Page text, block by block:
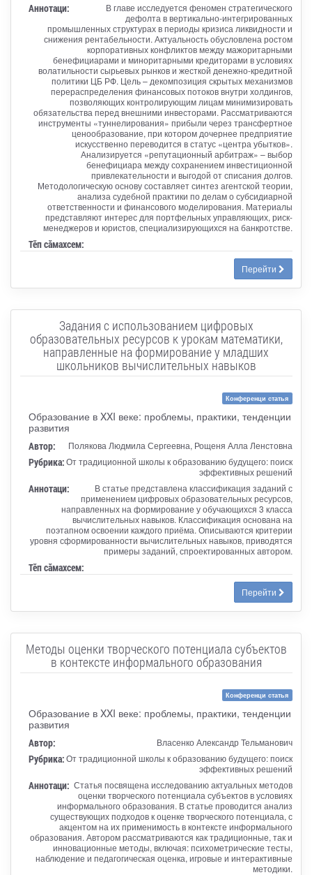
Аннотаци:
В главе исследуется феномен стратегического
дефолта в вертикально-интегрированных
промышленных структурах в периоды кризиса ликвидности и
снижения рентабельности. Актуальность обусловлена ростом
корпоративных конфликтов между мажоритарными
бенефициарами и миноритарными кредиторами в условиях
волатильности сырьевых рынков и жесткой денежно-кредитной
политики ЦБ РФ. Цель – декомпозиция скрытых механизмов
перераспределения финансовых потоков внутри холдингов,
позволяющих контролирующим лицам минимизировать
обязательства перед внешними инвесторами. Рассматриваются
инструменты «туннелирования» прибыли через трансфертное
ценообразование, при котором дочернее предприятие
искусственно переводится в статус «центра убытков».
Анализируется «репутационный арбитраж» – выбор
бенефициара между сохранением инвестиционной
привлекательности и выгодой от списания долгов.
Методологическую основу составляет синтез агентской теории,
анализа судебной практики по делам о субсидиарной
ответственности и финансового моделирования. Материалы
представляют интерес для портфельных управляющих, риск-
менеджеров и юристов, специализирующихся на банкротстве.
Тӗп сӑмахсем:
Перейти
Задания с использованием цифровых
образовательных ресурсов к урокам математики,
направленные на формирование у младших
школьников вычислительных навыков
Конференци статья
Образование в XXI веке: проблемы, практики, тенденции
развития
Автор: Полякова Людмила Сергеевна, Рощеня Алла Ленстовна
Рубрика:От традиционной школы к образованию будущего: поиск
эффективных решений
Аннотаци:
В статье представлена классификация заданий с
применением цифровых образовательных ресурсов,
направленных на формирование у обучающихся 3 класса
вычислительных навыков. Классификация основана на
поэтапном освоении каждого приёма. Описываются критерии
уровня сформированности вычислительных навыков, приводятся
примеры заданий, спроектированных автором.
Тӗп сӑмахсем:
Перейти
Методы оценки творческого потенциала субъектов
в контексте информального образования
Конференци статья
Образование в XXI веке: проблемы, практики, тенденции
развития
Автор: Власенко Александр Тельманович
Рубрика:От традиционной школы к образованию будущего: поиск
эффективных решений
Аннотаци: Статья посвящена исследованию актуальных методов
оценки творческого потенциала субъектов в условиях
информального образования. В статье проводится анализ
существующих подходов к оценке творческого потенциала, с
акцентом на их применимость в контексте информального
образования. Автором рассматриваются как традиционные, так и
инновационные методы, включая: психометрические тесты,
наблюдение и педагогическая оценка, игровые и интерактивные
методики.